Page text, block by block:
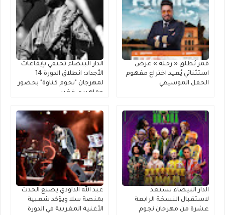
قمر يُطلق « رحلة » عرضٌ
استثنائي يُعيد اختراع مفهوم
الحفل الموسيقي
الدار البيضاء تحتفي بإيقاعات
الأجداد: انطلاق الدورة 14
لمهرجان "نجوم كناوة" بحضور
جماهيري غفير
الدار البيضاء تستعد
لاستقبال النسخة الرابعة
عشرة من مهرجان نجوم
عبد الله الداودي يصنع الحدث
بمنصة سلا ويؤكد شعبية
الأغنية المغربية في الدورة